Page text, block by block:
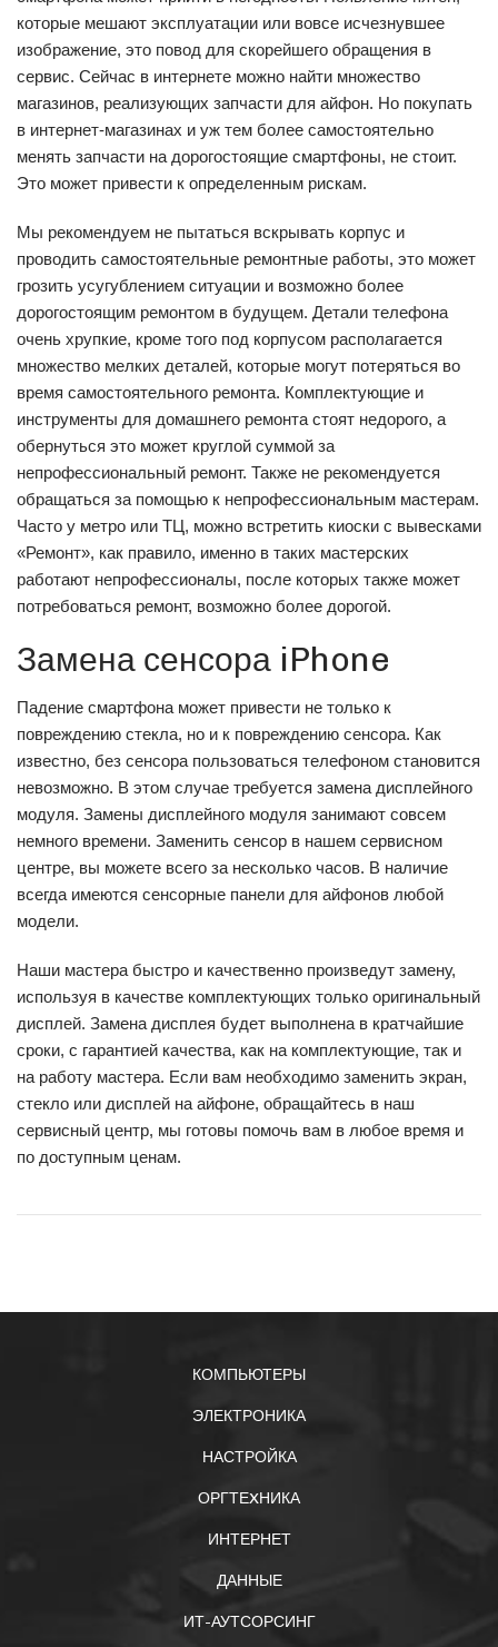
которые мешают эксплуатации или вовсе исчезнувшее
изображение, это повод для скорейшего обращения в
сервис. Сейчас в интернете можно найти множество
магазинов, реализующих запчасти для айфон. Но покупать
в интернет-магазинах и уж тем более самостоятельно
менять запчасти на дорогостоящие смартфоны, не стоит.
Это может привести к определенным рискам.
Мы рекомендуем не пытаться вскрывать корпус и
проводить самостоятельные ремонтные работы, это может
грозить усугублением ситуации и возможно более
дорогостоящим ремонтом в будущем. Детали телефона
очень хрупкие, кроме того под корпусом располагается
множество мелких деталей, которые могут потеряться во
время самостоятельного ремонта. Комплектующие и
инструменты для домашнего ремонта стоят недорого, а
обернуться это может круглой суммой за
непрофессиональный ремонт. Также не рекомендуется
обращаться за помощью к непрофессиональным мастерам.
Часто у метро или ТЦ, можно встретить киоски с вывесками
«Ремонт», как правило, именно в таких мастерских
работают непрофессионалы, после которых также может
потребоваться ремонт, возможно более дорогой.
Замена сенсора iPhone
Падение смартфона может привести не только к
повреждению стекла, но и к повреждению сенсора. Как
известно, без сенсора пользоваться телефоном становится
невозможно. В этом случае требуется замена дисплейного
модуля. Замены дисплейного модуля занимают совсем
немного времени. Заменить сенсор в нашем сервисном
центре, вы можете всего за несколько часов. В наличие
всегда имеются сенсорные панели для айфонов любой
модели.
Наши мастера быстро и качественно произведут замену,
используя в качестве комплектующих только оригинальный
дисплей. Замена дисплея будет выполнена в кратчайшие
сроки, с гарантией качества, как на комплектующие, так и
на работу мастера. Если вам необходимо заменить экран,
стекло или дисплей на айфоне, обращайтесь в наш
сервисный центр, мы готовы помочь вам в любое время и
по доступным ценам.
КОМПЬЮТЕРЫ
ЭЛЕКТРОНИКА
НАСТРОЙКА
ОРГТЕXНИКА
ИНТЕРНЕТ
ДАННЫЕ
ИТ-АУТСОРСИНГ